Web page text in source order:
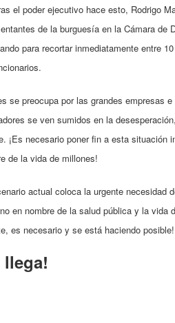
el poder ejecutivo hace esto, Rodrigo
de la burguesía en la Cámara de
para recortar inmediatamente entre
se preocupa por las grandes empresas
se ven sumidos en la
¡Es necesario poner fin a esta situación
de la vida de millones!
actual coloca la urgente necesidad
en nombre de la salud pública y la vida
es necesario y se está haciendo posible!
llega!